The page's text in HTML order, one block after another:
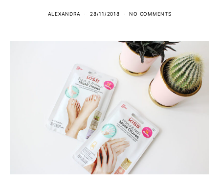
ALEXANDRA 28/11/2018 NO COMMENTS